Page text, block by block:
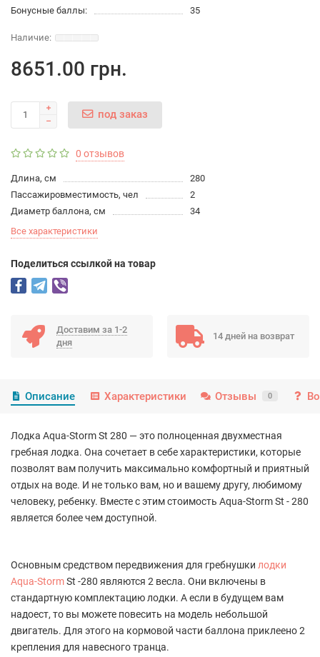
Бонусные баллы:
35
8651.00 грн.
под заказ
0 отзывов
Длина, см
280
Пассажировместимость, чел
2
Диаметр баллона, см
34
Все характеристики
Поделиться ссылкой на товар
Доставим за 1-2
дня
14 дней на возврат
Описание Характеристики Отзывы 0
Лодка Aqua-Storm St 280 — это полноценная двухместная
гребная лодка. Она сочетает в себе характеристики, которые
позволят вам получить максимально комфортный и приятный
отдых на воде. И не только вам, но и вашему другу, любимому
человеку, ребенку. Вместе с этим стоимость Aqua-Storm St - 280
является более чем доступной.
Основным средством передвижения для гребнушки лодки
Aqua-StormSt -280 являются 2 весла. Они включены в
стандартную комплектацию лодки. А если в будущем вам
надоест, то вы можете повесить на модель небольшой
двигатель. Для этого на кормовой части баллона приклеено 2
крепления для навесного транца.